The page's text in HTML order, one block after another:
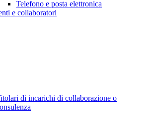
Telefono e posta elettronica
e collaboratori
di incarichi di collaborazione o